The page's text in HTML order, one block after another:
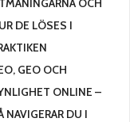
OCH
DE LÖSES I
GEO OCH
ONLINE –
NAVIGERAR DU I